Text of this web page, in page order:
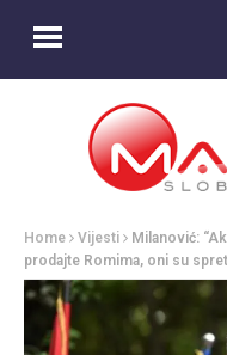
Home Vijesti
Milanović:
prodajte Romima, oni su